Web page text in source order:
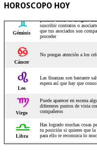
HOROSCOPO HOY